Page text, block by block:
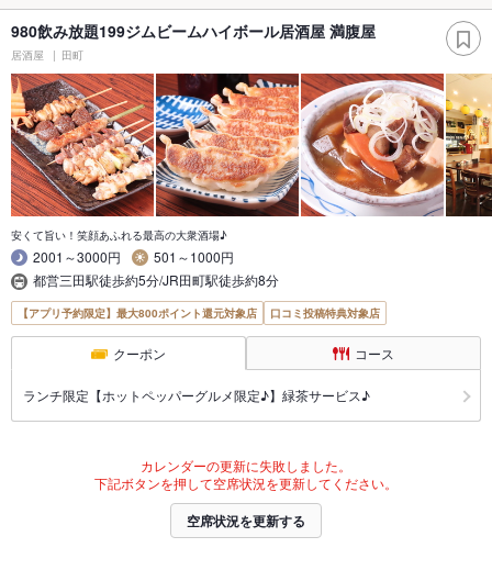
980飲み放題199ジムビームハイボール居酒屋 満腹屋
居酒屋 田町
安くて旨い！笑顔あふれる最高の大衆酒場♪
2001～3000円
501～1000円
都営三田駅徒歩約5分/JR田町駅徒歩約8分
【アプリ予約限定】最大800ポイント還元対象店 口コミ投稿特典対象店
クーポン コース
ランチ限定【ホットペッパーグルメ限定♪】緑茶サービス♪
カレンダーの更新に失敗しました。
下記ボタンを押して空席状況を更新してください。
空席状況を更新する